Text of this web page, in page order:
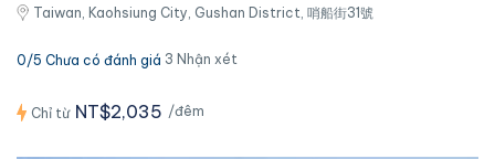
Taiwan, Kaohsiung City, Gushan District, 哨船街31號
0/5 Chưa có đánh giá 3 Nhận xét
Chỉ từ NT$2,035 /đêm